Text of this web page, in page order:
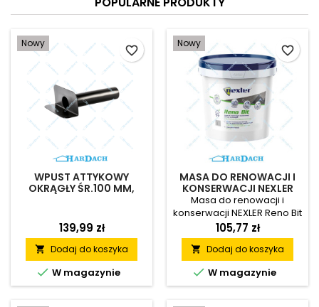
Nowy
WPUST ATTYKOWY
OKRĄGŁY ŚR.100 MM,
139,99 zł
 Dodaj do koszyka
 W magazynie
favorite_border
Nowy
MASA DO RENOWACJI I
KONSERWACJI NEXLER
RENO BIT 10KG
Masa do renowacji i
konserwacji NEXLER Reno Bit
10 kg to masa bitumiczna
przeznaczona do
renowacji dachów,
wykonywania hydroizolacji i
gruntowania podłoży.
Gotowa do użycia formuła,
105,77 zł
 Dodaj do koszyka
 W magazynie
favorite_border